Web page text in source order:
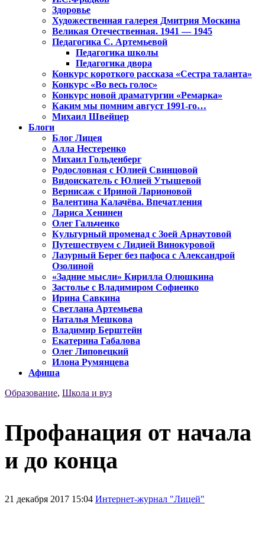
Здоровье
Художественная галерея Дмитрия Москина
Великая Отечественная. 1941 — 1945
Педагогика С. Артемьевой
Педагогика школы
Педагогика двора
Конкурс короткого рассказа «Сестра таланта»
Конкурс «Во весь голос»
Конкурс новой драматургии «Ремарка»
Каким мы помним август 1991-го…
Михаил Швейцер
Блоги
Блог Лицея
Алла Нестеренко
Михаил Гольденберг
Родословная с Юлией Свинцовой
Видоискатель с Юлией Утышевой
Вернисаж с Ириной Ларионовой
Валентина Калачёва. Впечатления
Лариса Хенинен
Олег Гальченко
Культурный променад с Зоей Арнаутовой
Путешествуем с Лидией Винокуровой
Лазурный Берег без пафоса с Александрой
Озолиной
«Задние мысли» Кирилла Олюшкина
Застолье с Владимиром Софиенко
Ирина Савкина
Светлана Артемьева
Наталья Мешкова
Владимир Берштейн
Екатерина Габалова
Олег Липовецкий
Илона Румянцева
Афиша
Образование, Школа и вуз
Профанация от начала
и до конца
21 декабря 2017 15:04 Интернет-журнал "Лицей"